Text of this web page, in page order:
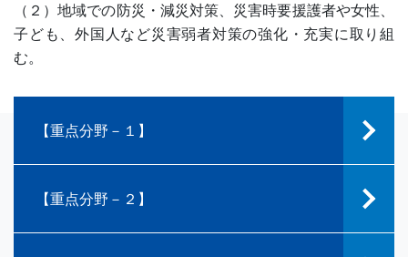
（２）地域での防災・減災対策、災害時要援護者や女性、
子ども、外国人など災害弱者対策の強化・充実に取り組
む。
【重点分野－１】
【重点分野－２】